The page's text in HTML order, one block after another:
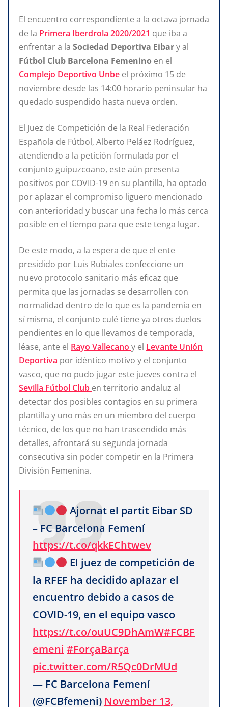
El encuentro correspondiente a la octava jornada
de la Primera Iberdrola 2020/2021 que iba a
enfrentar a la Sociedad Deportiva Eibary al
Fútbol Club Barcelona Femenino en el
Complejo Deportivo Unbe el próximo 15 de
noviembre desde las 14:00 horario peninsular ha
quedado suspendido hasta nueva orden.
El Juez de Competición de la Real Federación
Española de Fútbol, Alberto Peláez Rodríguez,
atendiendo a la petición formulada por el
conjunto guipuzcoano, este aún presenta
positivos por COVID-19 en su plantilla, ha optado
por aplazar el compromiso liguero mencionado
con anterioridad y buscar una fecha lo más cerca
posible en el tiempo para que este tenga lugar.
De este modo, a la espera de que el ente
presidido por Luis Rubiales confeccione un
nuevo protocolo sanitario más eficaz que
permita que las jornadas se desarrollen con
normalidad dentro de lo que es la pandemia en
sí misma, el conjunto culé tiene ya otros duelos
pendientes en lo que llevamos de temporada,
léase, ante el Rayo Vallecano y el Levante Unión
Deportiva por idéntico motivo y el conjunto
vasco, que no pudo jugar este jueves contra el
Sevilla Fútbol Club en territorio andaluz al
detectar dos posibles contagios en su primera
plantilla y uno más en un miembro del cuerpo
técnico, de los que no han trascendido más
detalles, afrontará su segunda jornada
consecutiva sin poder competir en la Primera
División Femenina.
Ajornat el partit Eibar SD
– FC Barcelona Femení
https://t.co/qkkEChtwev
El juez de competición de
la RFEF ha decidido aplazar el
encuentro debido a casos de
COVID-19, en el equipo vasco
https://t.co/ouUC9DhAmW#FCBF
emeni #ForçaBarça
pic.twitter.com/R5Qc0DrMUd
— FC Barcelona Femení
(@FCBfemeni) November 13,